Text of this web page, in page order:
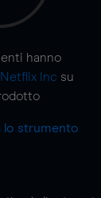
hanno
Netflix Inc su
lo strumento